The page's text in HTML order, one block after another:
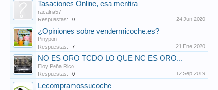
Tasaciones Online, esa mentira
racalna57
Respuestas:
0 24 Jun 2020
¿Opiniones sobre vendermicoche.es?
Pinypon
Respuestas:
7 21 Ene 2020
NO ES ORO TODO LO QUE NO ES ORO...
Eloy Peña Rico
Respuestas:
0 12 Sep 2019
Lecompramossucoche